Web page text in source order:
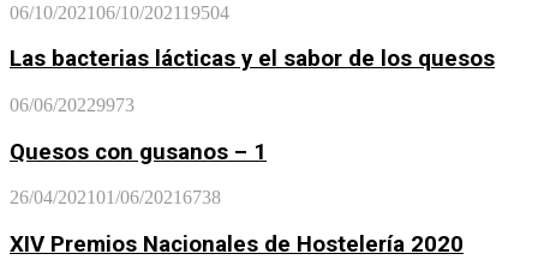
06/10/202106/10/202119504
Las bacterias lácticas y el sabor de los quesos
06/06/20229973
Quesos con gusanos – 1
26/04/202101/06/20216738
XIV Premios Nacionales de Hostelería 2020